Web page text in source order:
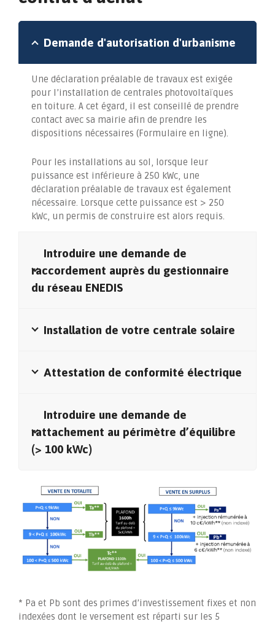
Demande d'autorisation d'urbanisme
Une déclaration préalable de travaux est exigée
pour l’installation de centrales photovoltaïques
en toiture. A cet égard, il est conseillé de prendre
contact avec sa mairie afin de prendre les
dispositions nécessaires (Formulaire en ligne).
Pour les installations au sol, lorsque leur
puissance est inférieure à 250 kWc, une
déclaration préalable de travaux est également
nécessaire. Lorsque cette puissance est > 250
kWc, un permis de construire est alors requis.
Introduire une demande de
raccordement auprès du gestionnaire
du réseau ENEDIS
Installation de votre centrale solaire
Attestation de conformité électrique
Introduire une demande de
rattachement au périmètre d’équilibre
(> 100 kWc)
* Pa et Pb sont des primes d’investissement fixes et non
indexées dont le versement est réparti sur les 5